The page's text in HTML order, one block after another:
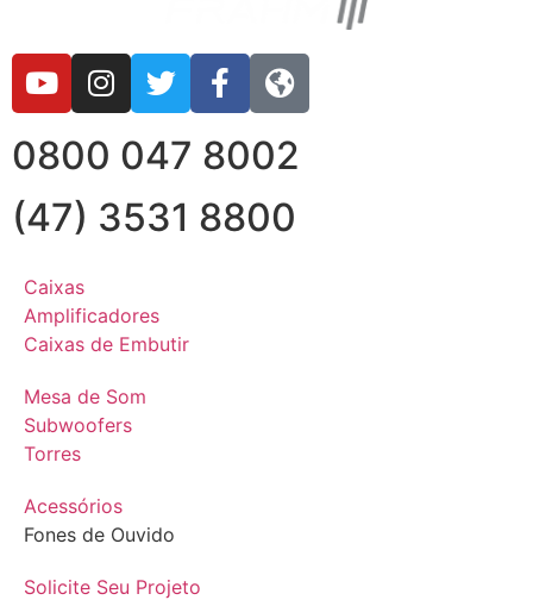
0800 047 8002
(47) 3531 8800
Caixas
Amplificadores
Caixas de Embutir
Mesa de Som
Subwoofers
Torres
Acessórios
Fones de Ouvido
Solicite Seu Projeto